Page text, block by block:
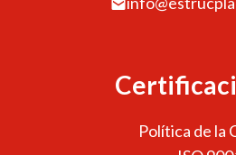
Política de la